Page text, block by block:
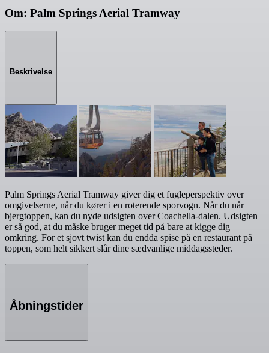
Om: Palm Springs Aerial Tramway
Beskrivelse
Palm Springs Aerial Tramway giver dig et fugleperspektiv over
omgivelserne, når du kører i en roterende sporvogn. Når du når
bjergtoppen, kan du nyde udsigten over Coachella-dalen. Udsigten
er så god, at du måske bruger meget tid på bare at kigge dig
omkring. For et sjovt twist kan du endda spise på en restaurant på
toppen, som helt sikkert slår dine sædvanlige middagssteder.
Åbningstider